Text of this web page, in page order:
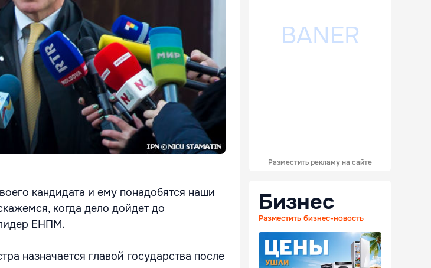
кандидата и ему понадобятся наши
когда дело дойдет до
ЕНПМ.
назначается главой государства после
Разместить рекламу на сайте
Бизнес
Разместить бизнес-новость